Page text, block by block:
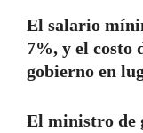
El salario
7%, y el costo
gobierno en
El ministro de